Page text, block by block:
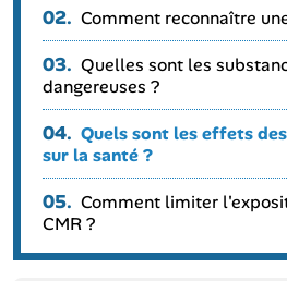
02. Comment reconnaître
03. Quelles sont les
dangereuses ?
04. Quels sont les effets
sur la santé ?
05. Comment limiter
CMR ?